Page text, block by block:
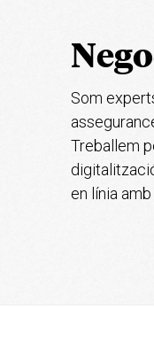
Som
Treballem
en línia